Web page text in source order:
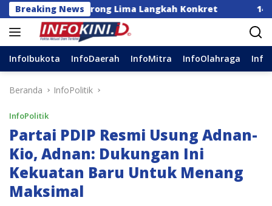
Langsung
ke
konten
Breaking News
Dorong Lima Langkah Konkret 14 DPC
InfoIbukota InfoDaerah InfoMitra InfoOlahraga
Beranda InfoPolitik
InfoPolitik
Partai PDIP Resmi Usung Adnan-
Kio, Adnan: Dukungan Ini
Kekuatan Baru Untuk Menang
Maksimal